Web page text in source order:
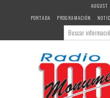
PORTADA
PROGRAMACIÓN